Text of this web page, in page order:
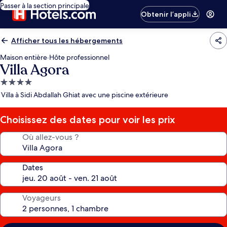
Passer à la section principale
Obtenir l’appli
Afficher tous les hébergements
Maison entière·Hôte professionnel
Villa Agora
Hébergement
4.0 étoiles
Villa à Sidi Abdallah Ghiat avec une piscine extérieure
Choisissez des dates pour voir les prix
Où allez-vous ?
Dates
Voyageurs